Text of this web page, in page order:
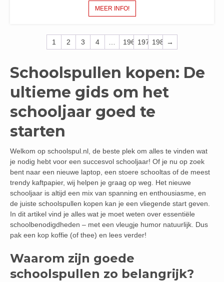
MEER INFO!
1 2 3 4 … 196 197 198 →
Schoolspullen kopen: De
ultieme gids om het
schooljaar goed te
starten
Welkom op schoolspul.nl, de beste plek om alles te vinden wat
je nodig hebt voor een succesvol schooljaar! Of je nu op zoek
bent naar een nieuwe laptop, een stoere schooltas of de meest
trendy kaftpapier, wij helpen je graag op weg. Het nieuwe
schooljaar is altijd een mix van spanning en enthousiasme, en
de juiste schoolspullen kopen kan je een vliegende start geven.
In dit artikel vind je alles wat je moet weten over essentiële
schoolbenodigdheden – met een vleugje humor natuurlijk. Dus
pak een kop koffie (of thee) en lees verder!
Waarom zijn goede
schoolspullen zo belangrijk?